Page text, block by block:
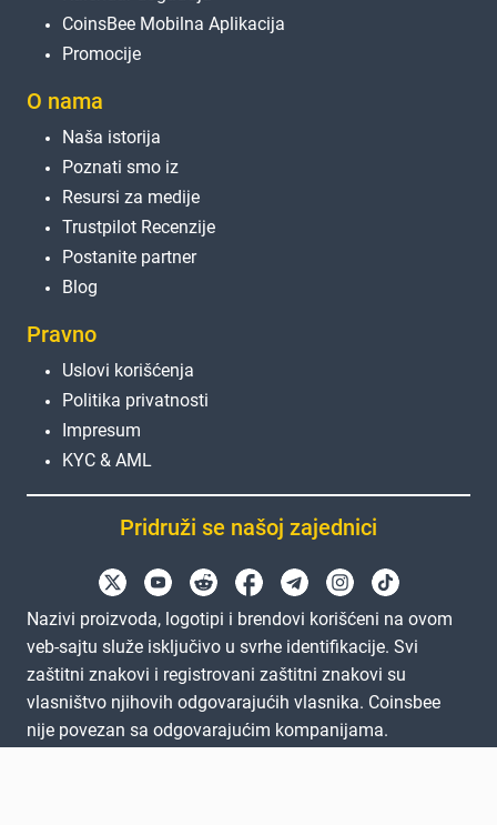
CoinsBee Mobilna Aplikacija
Promocije
O nama
Naša istorija
Poznati smo iz
Resursi za medije
Trustpilot Recenzije
Postanite partner
Blog
Pravno
Uslovi korišćenja
Politika privatnosti
Impresum
KYC & AML
Pridruži se našoj zajednici
Nazivi proizvoda, logotipi i brendovi korišćeni na ovom
veb-sajtu služe isključivo u svrhe identifikacije. Svi
zaštitni znakovi i registrovani zaštitni znakovi su
vlasništvo njihovih odgovarajućih vlasnika. Coinsbee
nije povezan sa odgovarajućim kompanijama.